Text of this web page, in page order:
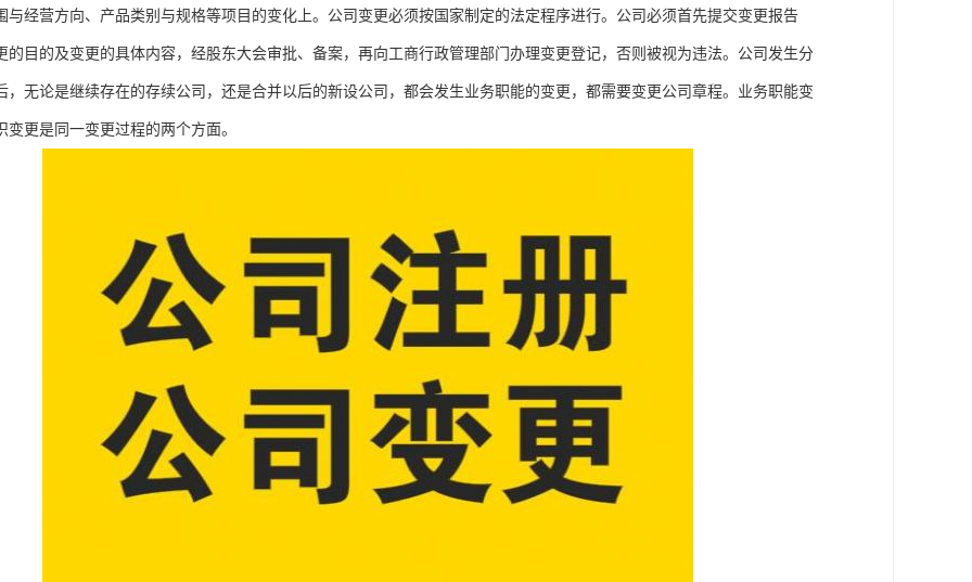
与经营方向、产品类别与规格等项目的变化上。公司变更必须按国家制定的法定程序进行。公司必须首先提交变更报告
的目的及变更的具体内容，经股东大会审批、备案，再向工商行政管理部门办理变更登记，否则被视为违法。公司发生分
，无论是继续存在的存续公司，还是合并以后的新设公司，都会发生业务职能的变更，都需要变更公司章程。业务职能变
变更是同一变更过程的两个方面。